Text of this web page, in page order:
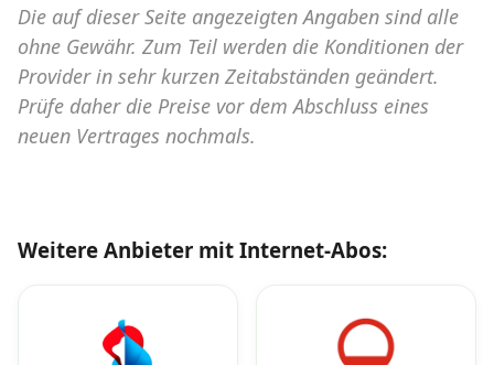
Die auf dieser Seite angezeigten Angaben sind alle
ohne Gewähr. Zum Teil werden die Konditionen der
Provider in sehr kurzen Zeitabständen geändert.
Prüfe daher die Preise vor dem Abschluss eines
neuen Vertrages nochmals.
Weitere Anbieter mit Internet-Abos: